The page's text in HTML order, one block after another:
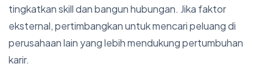
tingkatkan skill dan bangun hubungan. Jika faktor
eksternal, pertimbangkan untuk mencari peluang di
perusahaan lain yang lebih mendukung pertumbuhan
karir.